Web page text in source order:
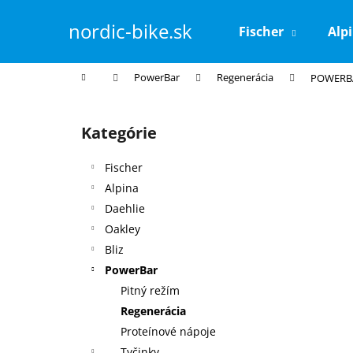
nordic-bike.sk Fischer
Domov PowerBar Regenerácia
Preskočiť
kategórie
Kategórie
Fischer
Alpina
Daehlie
Oakley
Bliz
PowerBar
Pitný režím
Regenerácia
Proteínové nápoje
í
Späť
do
Späť
do